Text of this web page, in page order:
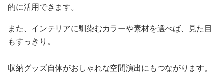
的に活用できます。
また、インテリアに馴染むカラーや素材を選べば、見た目
もすっきり。
収納グッズ自体がおしゃれな空間演出にもつながります。